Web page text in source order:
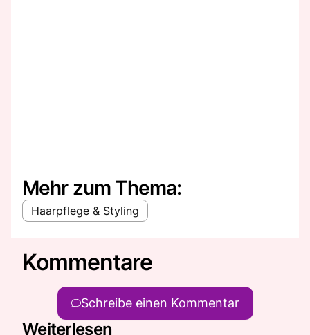
Mehr zum Thema:
Haarpflege & Styling
Kommentare
Schreibe einen Kommentar
Weiterlesen